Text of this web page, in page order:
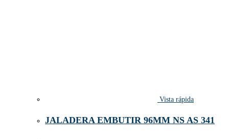
Vista rápida
JALADERA EMBUTIR 96MM NS AS 341